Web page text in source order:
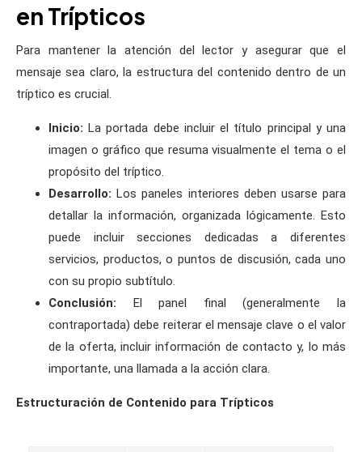
en Trípticos
Para mantener la atención del lector y asegurar que el
mensaje sea claro, la estructura del contenido dentro de un
tríptico es crucial.
Inicio: La portada debe incluir el título principal y una
imagen o gráfico que resuma visualmente el tema o el
propósito del tríptico.
Desarrollo: Los paneles interiores deben usarse para
detallar la información, organizada lógicamente. Esto
puede incluir secciones dedicadas a diferentes
servicios, productos, o puntos de discusión, cada uno
con su propio subtítulo.
Conclusión: El panel final (generalmente la
contraportada) debe reiterar el mensaje clave o el valor
de la oferta, incluir información de contacto y, lo más
importante, una llamada a la acción clara.
Estructuración de Contenido para Trípticos